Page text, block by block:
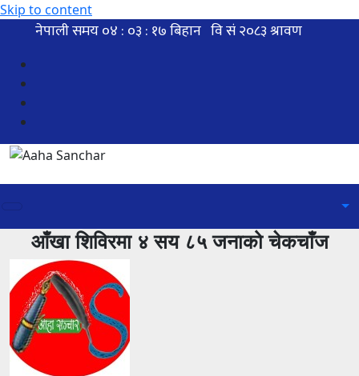
Skip to content
आँखा शिविरमा ४ सय ८५ जनाको चेकचाँज